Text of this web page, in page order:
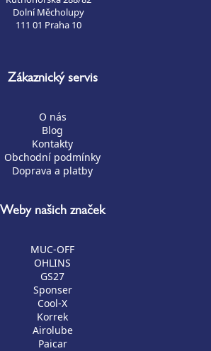
Dolní Měcholupy
111 01 Praha 10
Zákaznický servis
O nás
Blog
Kontakty
Obchodní podmínky
Doprava a platby
Weby našich značek
MUC-OFF
OHLINS
GS27
Sponser
Cool-X
Korrek
Airolube
Paicar